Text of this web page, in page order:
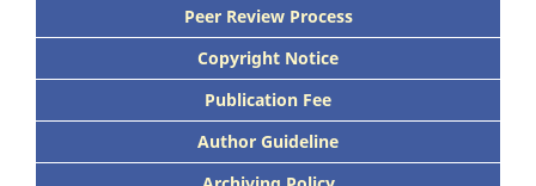
Peer Review Process
Copyright Notice
Publication Fee
Author Guideline